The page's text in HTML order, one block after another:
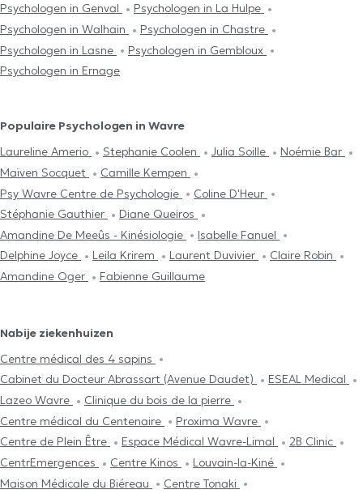
Psychologen in Genval
Psychologen in La Hulpe
Psychologen in Walhain
Psychologen in Chastre
Psychologen in Lasne
Psychologen in Gembloux
Psychologen in Ernage
Populaire Psychologen in Wavre
Laureline Amerio
Stephanie Coolen Julia Soille
Noémie Bar
Maïven Socquet
Camille Kempen
Psy Wavre Centre de Psychologie
Coline D'Heur
Stéphanie Gauthier
Diane Queiros
Amandine De Meeûs - Kinésiologie
Isabelle Fanuel
Delphine Joyce
Leila Krirem Laurent Duvivier
Claire Robin
Amandine Oger
Fabienne Guillaume
Nabije ziekenhuizen
Centre médical des 4 sapins
Cabinet du Docteur Abrassart (Avenue Daudet)
ESEAL Medical
Lazeo Wavre
Clinique du bois de la pierre
Centre médical du Centenaire
Proxima Wavre
Centre de Plein Être
Espace Médical Wavre-Limal
2B Clinic
CentrEmergences
Centre Kinos
Louvain-la-Kiné
Maison Médicale du Biéreau
Centre Tonaki